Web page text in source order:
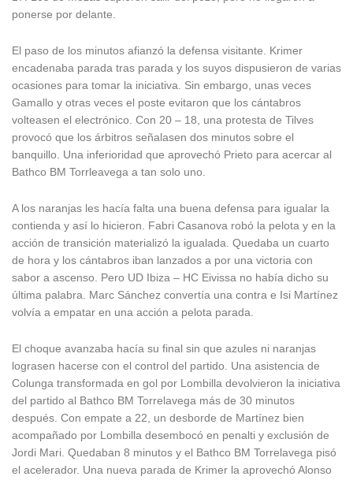
ponerse por delante.
El paso de los minutos afianzó la defensa visitante. Krimer
encadenaba parada tras parada y los suyos dispusieron de varias
ocasiones para tomar la iniciativa. Sin embargo, unas veces
Gamallo y otras veces el poste evitaron que los cántabros
volteasen el electrónico. Con 20 – 18, una protesta de Tilves
provocó que los árbitros señalasen dos minutos sobre el
banquillo. Una inferioridad que aprovechó Prieto para acercar al
Bathco BM Torrleavega a tan solo uno.
A los naranjas les hacía falta una buena defensa para igualar la
contienda y así lo hicieron. Fabri Casanova robó la pelota y en la
acción de transición materializó la igualada. Quedaba un cuarto
de hora y los cántabros iban lanzados a por una victoria con
sabor a ascenso. Pero UD Ibiza – HC Eivissa no había dicho su
última palabra. Marc Sánchez convertía una contra e Isi Martínez
volvía a empatar en una acción a pelota parada.
El choque avanzaba hacía su final sin que azules ni naranjas
lograsen hacerse con el control del partido. Una asistencia de
Colunga transformada en gol por Lombilla devolvieron la iniciativa
del partido al Bathco BM Torrelavega más de 30 minutos
después. Con empate a 22, un desborde de Martínez bien
acompañado por Lombilla desembocó en penalti y exclusión de
Jordi Mari. Quedaban 8 minutos y el Bathco BM Torrelavega pisó
el acelerador. Una nueva parada de Krimer la aprovechó Alonso